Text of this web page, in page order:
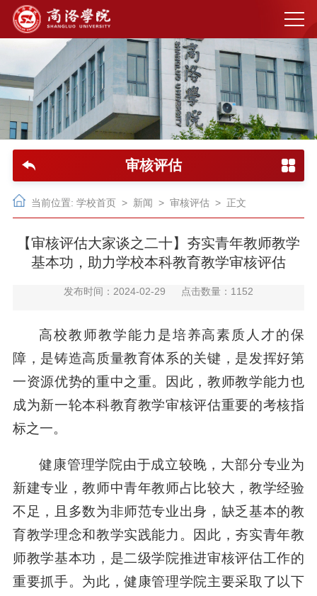
审核评估
当前位置: 学校首页 > 新闻 > 审核评估> 正文
【审核评估大家谈之二十】夯实青年教师教学
基本功，助力学校本科教育教学审核评估
发布时间：2024-02-29 点击数量： 1152
高校教师教学能力是培养高素质人才的保
障，是铸造高质量教育体系的关键，是发挥好第
一资源优势的重中之重。因此，教师教学能力也
成为新一轮本科教育教学审核评估重要的考核指
标之一。
健康管理学院由于成立较晚，大部分专业为
新建专业，教师中青年教师占比较大，教学经验
不足，且多数为非师范专业出身，缺乏基本的教
育教学理念和教学实践能力。因此，夯实青年教
师教学基本功，是二级学院推进审核评估工作的
重要抓手。为此，健康管理学院主要采取了以下